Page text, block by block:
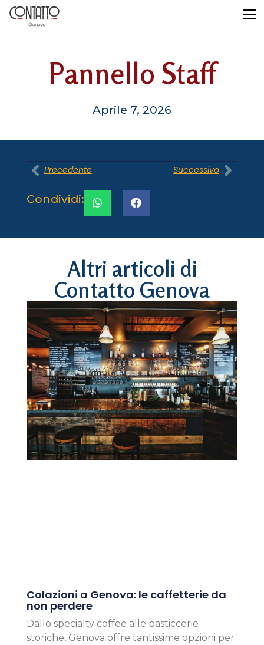
Pannello Staff
Aprile 7, 2026
Precedente Successivo
Condividi:
Altri articoli di
Contatto Genova
Colazioni a Genova: le caffetterie da
non perdere
Dallo specialty coffee alle pasticcerie
storiche, Genova offre tantissime opzioni per